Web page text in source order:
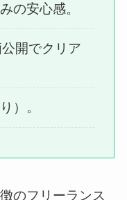
の安心感。
開でクリア
）。
のフリーランス